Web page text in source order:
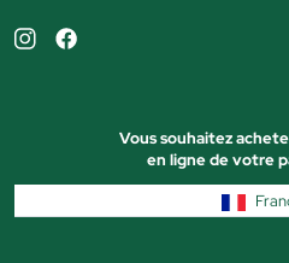
Vous souhaitez
en ligne de votre